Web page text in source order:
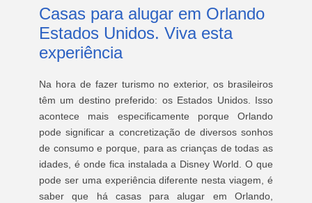
Casas para alugar em Orlando
Estados Unidos. Viva esta
experiência
Na hora de fazer turismo no exterior, os brasileiros
têm um destino preferido: os Estados Unidos. Isso
acontece mais especificamente porque Orlando
pode significar a concretização de diversos sonhos
de consumo e porque, para as crianças de todas as
idades, é onde fica instalada a Disney World. O que
pode ser uma experiência diferente nesta viagem, é
saber que há casas para alugar em Orlando,